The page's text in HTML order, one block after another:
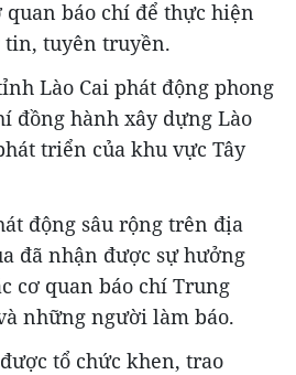
quan báo chí để thực hiện
tuyên truyền.
Lào Cai phát động phong
đồng hành xây dựng Lào
triển của khu vực Tây
động sâu rộng trên địa
đã nhận được sự hưởng
cơ quan báo chí Trung
những người làm báo.
tổ chức khen, trao